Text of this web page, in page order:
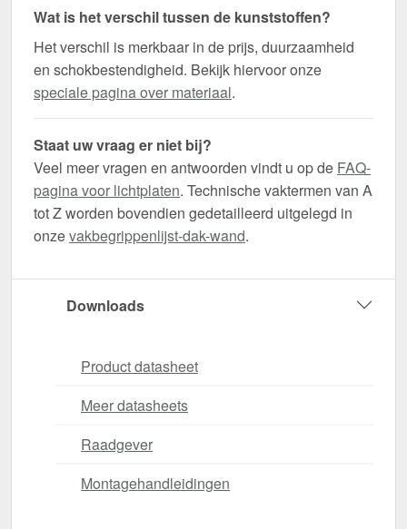
Wat is het verschil tussen de kunststoffen?
Het verschil is merkbaar in de prijs, duurzaamheid
en schokbestendigheid. Bekijk hiervoor onze
speciale pagina over materiaal.
Staat uw vraag er niet bij?
Veel meer vragen en antwoorden vindt u op de FAQ-
pagina voor lichtplaten. Technische vaktermen van A
tot Z worden bovendien gedetailleerd uitgelegd in
onzevakbegrippenlijst-dak-wand.
Downloads
Product datasheet
Meer datasheets
Raadgever
Montagehandleidingen